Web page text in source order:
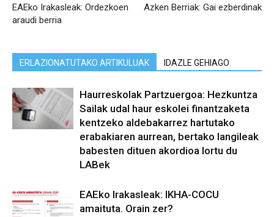
EAEko Irakasleak: Ordezkoen
araudi berria
Azken Berriak: Gai ezberdinak
ERLAZIONATUTAKO ARTIKULUAK IDAZLE GEHIAGO
Haurreskolak Partzuergoa: Hezkuntza
Sailak udal haur eskolei finantzaketa
kentzeko aldebakarrez hartutako
erabakiaren aurrean, bertako langileak
babesten dituen akordioa lortu du
LABek
EAEko Irakasleak: IKHA-COCU
amaituta. Orain zer?